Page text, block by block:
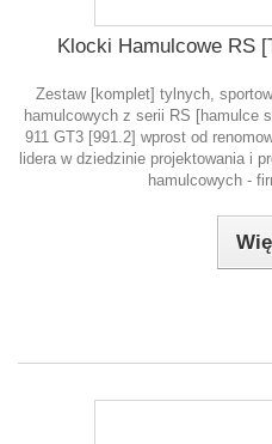
Klocki Hamulcowe RS
Zestaw [komplet] tylnych,
hamulcowych z serii RS [hamulce
911 GT3 [991.2] wprost od
lidera w dziedzinie projektowania i
hamulcowych -